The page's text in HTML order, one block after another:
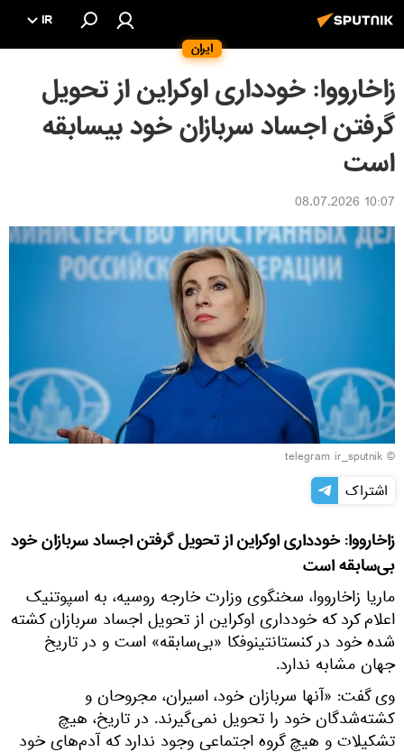
ایران
IR
زاخارووا: خودداری اوکراین از تحویل
گرفتن اجساد سربازان خود بیسابقه
است
10:07 08.07.2026
© telegram ir_sputnik
اشتراک
زاخارووا: خودداری اوکراین از تحویل گرفتن اجساد سربازان خود
بی‌سابقه است
ماریا زاخارووا، سخنگوی وزارت خارجه روسیه، به اسپوتنیک
اعلام کرد که خودداری اوکراین از تحویل اجساد سربازان کشته
شده خود در کنستانتینوفکا «بی‌سابقه» است و در تاریخ
جهان مشابه ندارد.
وی گفت: «آنها سربازان خود، اسیران، مجروحان و
کشته‌شدگان خود را تحویل نمی‌گیرند. در تاریخ، هیچ
تشکیلات و هیچ گروه اجتماعی وجود ندارد که آدم‌های خود